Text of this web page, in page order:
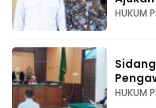
HUKUM
HUKUM